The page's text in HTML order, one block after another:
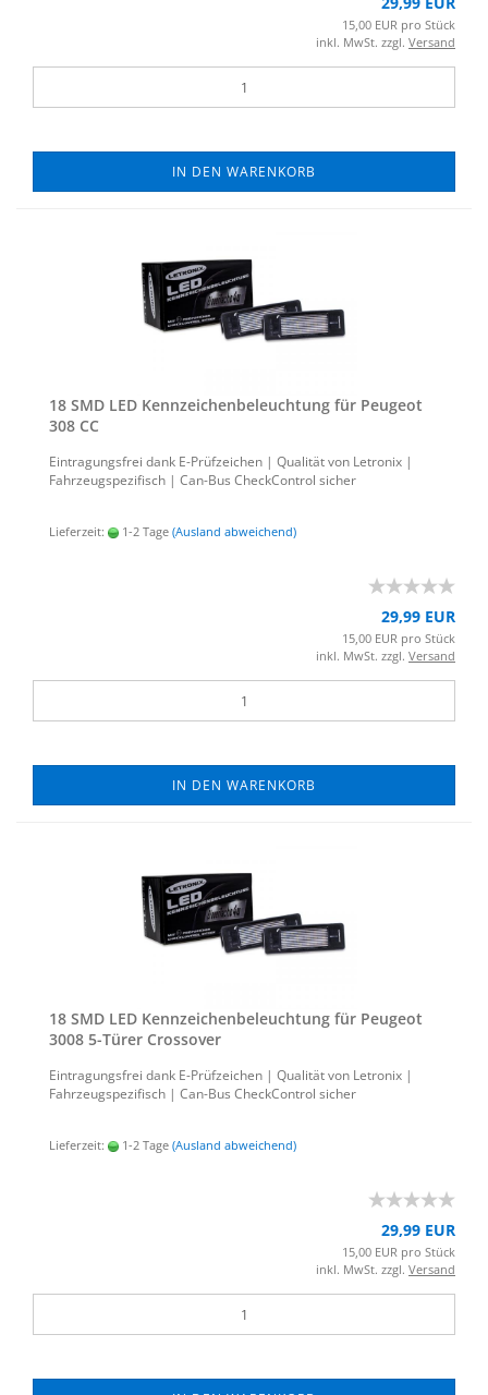
15,00 EUR pro Stück
inkl. MwSt. zzgl. Versand
IN DEN WARENKORB
18 SMD LED Kenn­zei­chen­be­leuch­tung für Peu­geot
308 CC
Ein­tra­gungs­frei dank E-​Prüfzeichen | Qua­li­tät von Le­tro­nix |
Fahr­zeug­spe­zi­fisch | Can-​Bus Check­Con­trol si­cher
Lieferzeit: 1-2 Tage (Ausland abweichend)
29,99 EUR
15,00 EUR pro Stück
inkl. MwSt. zzgl. Versand
IN DEN WARENKORB
18 SMD LED Kenn­zei­chen­be­leuch­tung für Peu­geot
3008 5-​Türer Cross­over
Ein­tra­gungs­frei dank E-​Prüfzeichen | Qua­li­tät von Le­tro­nix |
Fahr­zeug­spe­zi­fisch | Can-​Bus Check­Con­trol si­cher
Lieferzeit: 1-2 Tage (Ausland abweichend)
29,99 EUR
15,00 EUR pro Stück
inkl. MwSt. zzgl. Versand